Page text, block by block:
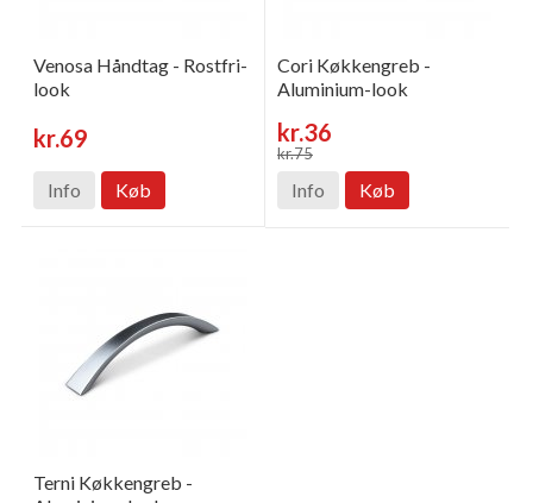
Venosa Håndtag - Rostfri-
look
kr.69
Info Køb
Cori Køkkengreb -
Aluminium-look
kr.36
kr.75
Info Køb
Terni Køkkengreb -